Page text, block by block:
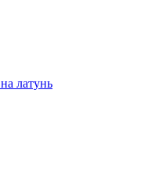
латунь